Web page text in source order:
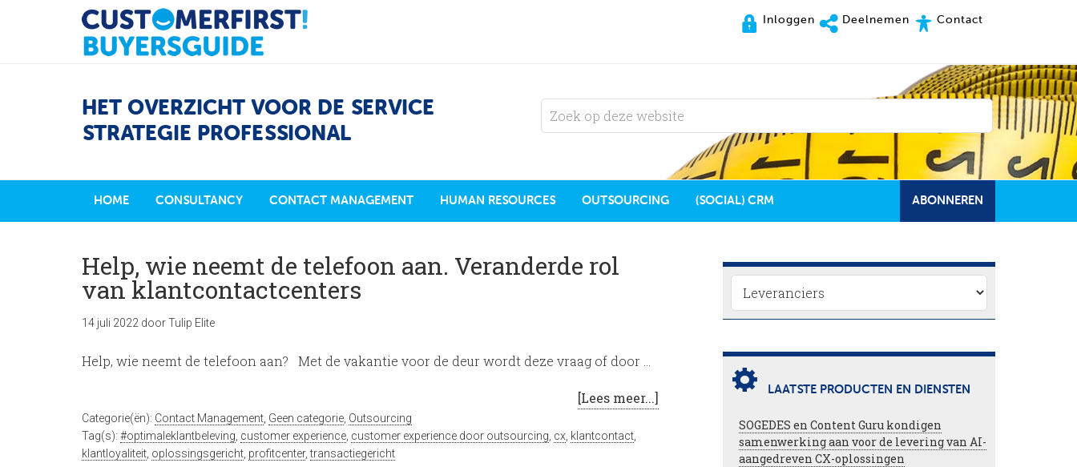
Inloggen Deelnemen Contact
HET OVERZICHT VOOR DE SERVICE
STRATEGIE PROFESSIONAL
HOME CONSULTANCY CONTACT MANAGEMENT HUMAN RESOURCES OUTSOURCING (SOCIAL) CRM ABONNEREN
Help, wie neemt de telefoon aan. Veranderde rol
van klantcontactcenters
14 juli 2022 doorTulip Elite
Help, wie neemt de telefoon aan? Met de vakantie voor de deur wordt deze vraag of door …
[Lees meer...]
Categorie(ën): Contact Management Geen categorie Outsourcing
Tag(s): #optimaleklantbeleving customer experience customer experience door outsourcing cx klantcontact
klantloyaliteit oplossingsgericht profitcenter,transactiegericht
LAATSTE PRODUCTEN EN DIENSTEN
SOGEDES en Content Guru kondigen
samenwerking aan voor de levering van AI-
aangedreven CX-oplossingen